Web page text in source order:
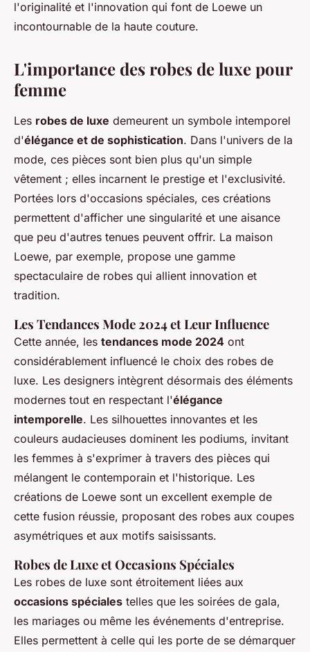
l'originalité et l'innovation qui font de Loewe un
incontournable de la haute couture.
L'importance des robes de luxe pour
femme
Les robes de luxe demeurent un symbole intemporel
d'élégance et de sophistication. Dans l'univers de la
mode, ces pièces sont bien plus qu'un simple
vêtement ; elles incarnent le prestige et l'exclusivité.
Portées lors d'occasions spéciales, ces créations
permettent d'afficher une singularité et une aisance
que peu d'autres tenues peuvent offrir. La maison
Loewe, par exemple, propose une gamme
spectaculaire de robes qui allient innovation et
tradition.
Les Tendances Mode 2024 et Leur Influence
Cette année, les tendances mode 2024 ont
considérablement influencé le choix des robes de
luxe. Les designers intègrent désormais des éléments
modernes tout en respectant l'élégance
intemporelle. Les silhouettes innovantes et les
couleurs audacieuses dominent les podiums, invitant
les femmes à s'exprimer à travers des pièces qui
mélangent le contemporain et l'historique. Les
créations de Loewe sont un excellent exemple de
cette fusion réussie, proposant des robes aux coupes
asymétriques et aux motifs saisissants.
Robes de Luxe et Occasions Spéciales
Les robes de luxe sont étroitement liées aux
occasions spéciales telles que les soirées de gala,
les mariages ou même les événements d'entreprise.
Elles permettent à celle qui les porte de se démarquer